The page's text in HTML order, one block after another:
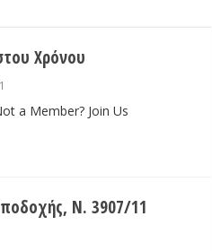
Χρόνου
a Member? Join Us
Ν. 3907/11